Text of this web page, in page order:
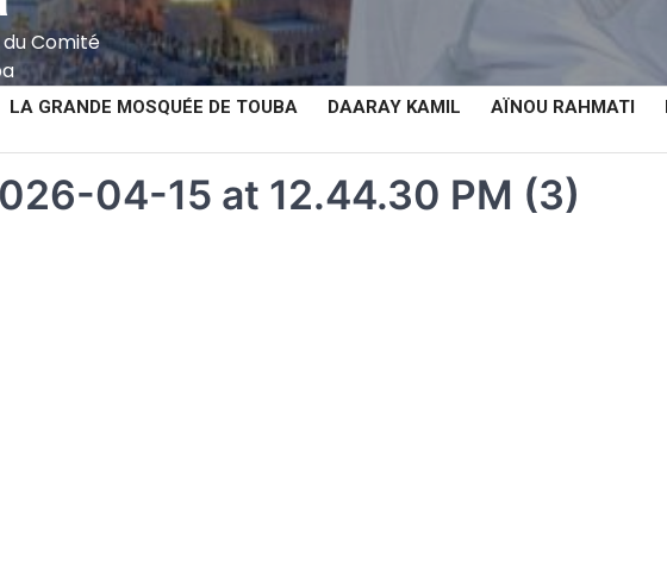
Comité
LA GRANDE MOSQUÉE DE TOUBA DAARAY KAMIL AÏNOU RAHMATI
04-15 at 12.44.30 PM (3)